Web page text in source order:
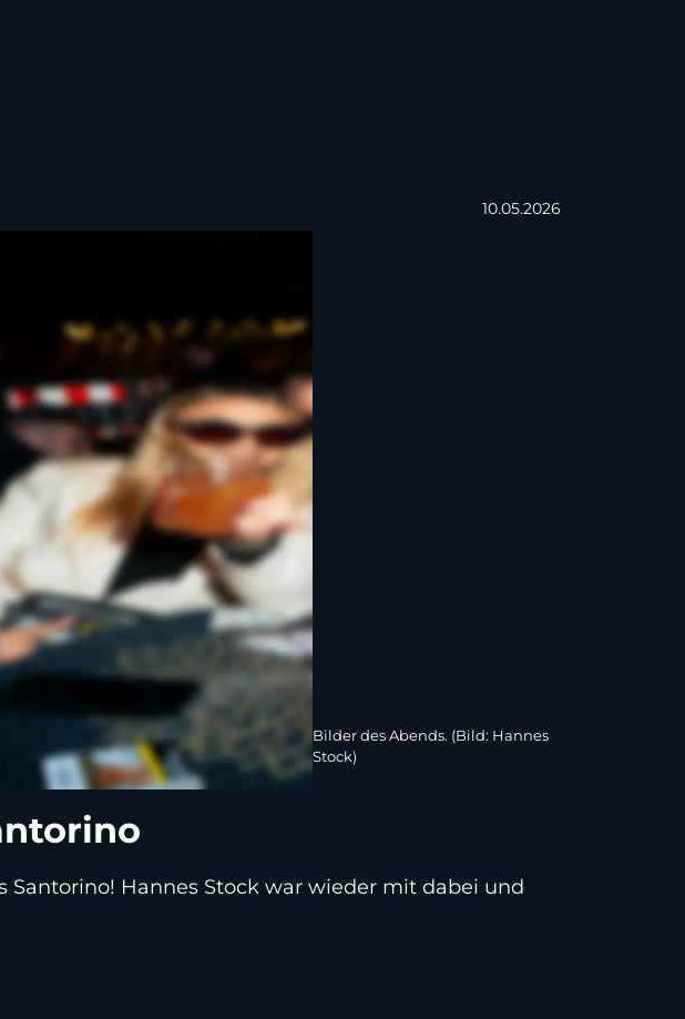
10.05.2026
Bilder des Abends. (Bild: Hannes
Stock)
Hannes Stock war wieder mit dabei und